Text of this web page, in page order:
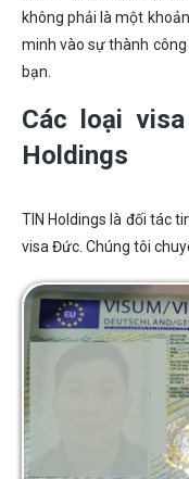
không phải là một
minh vào sự thành
bạn.
Các loại
Holdings
TIN Holdings là đối tác
visa Đức. Chúng tôi